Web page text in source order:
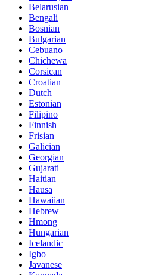
Belarusian
Bengali
Bosnian
Bulgarian
Cebuano
Chichewa
Corsican
Croatian
Dutch
Estonian
Filipino
Finnish
Frisian
Galician
Georgian
Gujarati
Haitian
Hausa
Hawaiian
Hebrew
Hmong
Hungarian
Icelandic
Igbo
Javanese